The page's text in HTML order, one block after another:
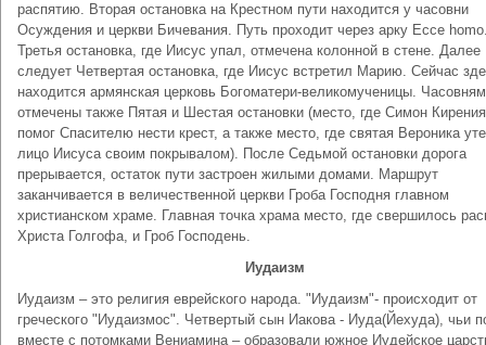
распятию. Вторая остановка на Крестном пути находится у часовни
Осуждения и церкви Бичевания. Путь проходит через арку Ecce
Третья остановка, где Иисус упал, отмечена колонной в стене. Далее
следует Четвертая остановка, где Иисус встретил Марию. Сейчас
находится армянская церковь Богоматери-великомученицы.
отмечены также Пятая и Шестая остановки (место, где Симон
помог Спасителю нести крест, а также место, где святая Вероника
лицо Иисуса своим покрывалом). После Седьмой остановки дорога
прерывается, остаток пути застроен жилыми домами. Маршрут
заканчивается в величественной церкви Гроба Господня главном
христианском храме. Главная точка храма место, где свершилось
Христа Голгофа, и Гроб Господень.
Иудаизм
Иудаизм – это религия еврейского народа. "Иудаизм"- происходит от
греческого "Иудаизмос". Четвертый сын Иакова - Иуда(Йехуда), чьи
вместе с потомками Вениамина – образовали южное Иудейское